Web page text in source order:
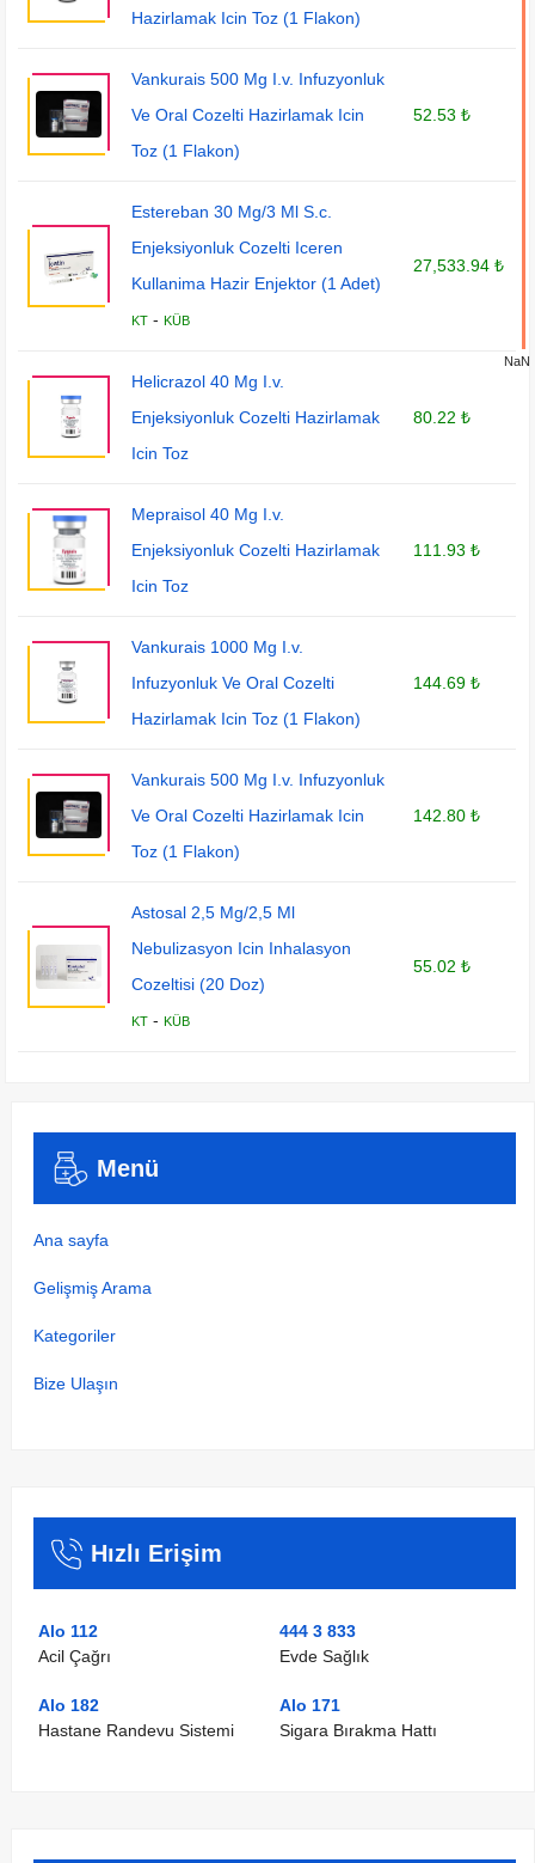
Hazirlamak Icin Toz (1 Flakon)
Vankurais 500 Mg I.v. Infuzyonluk
Ve Oral Cozelti Hazirlamak Icin
Toz (1 Flakon)
52.53 ₺
Estereban 30 Mg/3 Ml S.c.
Enjeksiyonluk Cozelti Iceren
Kullanima Hazir Enjektor (1 Adet)
KT -KÜB
27,533.94 ₺
Helicrazol 40 Mg I.v.
Enjeksiyonluk Cozelti Hazirlamak
Icin Toz
80.22 ₺
Mepraisol 40 Mg I.v.
Enjeksiyonluk Cozelti Hazirlamak
Icin Toz
111.93 ₺
Vankurais 1000 Mg I.v.
Infuzyonluk Ve Oral Cozelti
Hazirlamak Icin Toz (1 Flakon)
144.69 ₺
Vankurais 500 Mg I.v. Infuzyonluk
Ve Oral Cozelti Hazirlamak Icin
Toz (1 Flakon)
142.80 ₺
Astosal 2,5 Mg/2,5 Ml
Nebulizasyon Icin Inhalasyon
Cozeltisi (20 Doz)
KT -KÜB
55.02 ₺
Menü
Ana sayfa
Gelişmiş Arama
Kategoriler
Bize Ulaşın
Hızlı Erişim
Alo 112
Acil Çağrı
444 3 833
Evde Sağlık
Alo 182
Hastane Randevu Sistemi
Alo 171
Sigara Bırakma Hattı
NaN